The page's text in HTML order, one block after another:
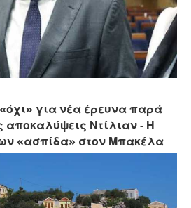
για νέα έρευνα παρά
αποκαλύψεις Ντίλιαν - Η
«ασπίδα» στον Μπακέλα